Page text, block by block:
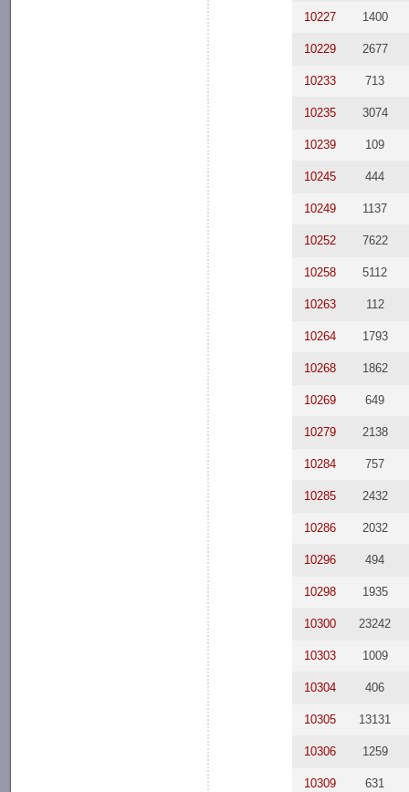
10227 1400
10229 2677
10233 713
10235 3074
10239 109
10245 444
10249 1137
10252 7622
10258 5112
10263 112
10264 1793
10268 1862
10269 649
10279 2138
10284 757
10285 2432
10286 2032
10296 494
10298 1935
10300 23242
10303 1009
10304 406
10305 13131
10306 1259
10309 631